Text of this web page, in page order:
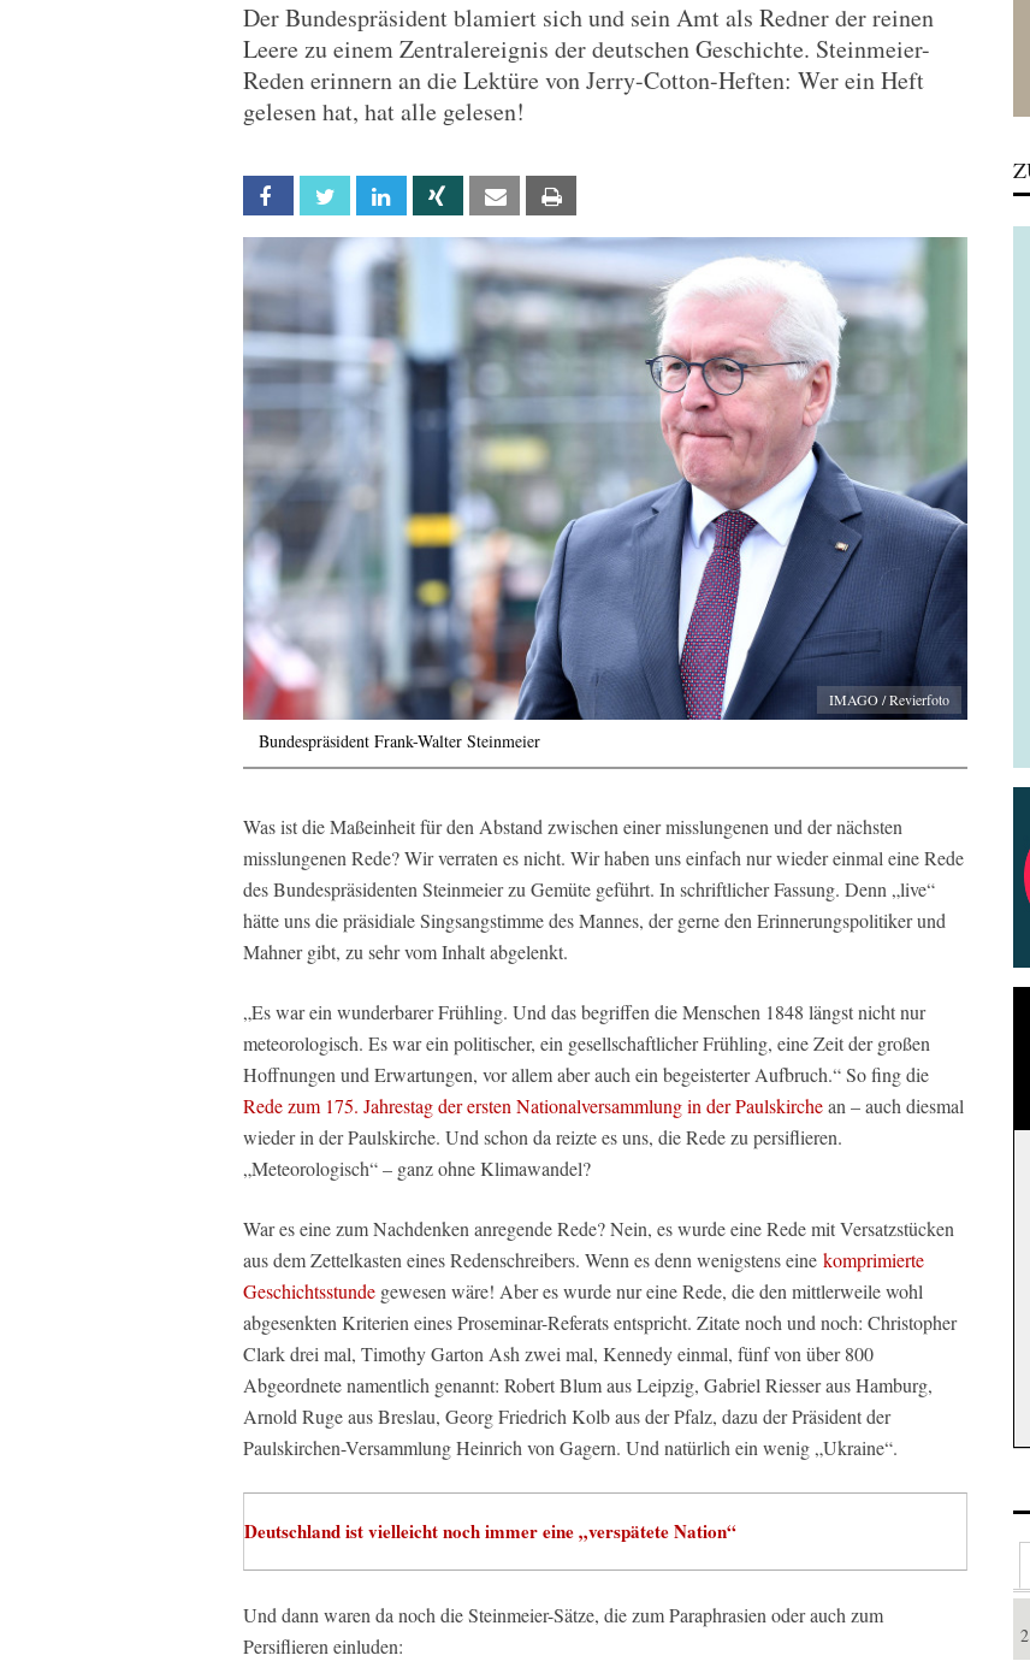
Der Bundespräsident blamiert sich und sein Amt als Redner der reinen
Leere zu einem Zentralereignis der deutschen Geschichte. Steinmeier-
Reden erinnern an die Lektüre von Jerry-Cotton-Heften: Wer ein Heft
gelesen hat, hat alle gelesen!
Facebook Twitter Linkedin Xing Email
IMAGO / Revierfoto
Bundespräsident Frank-Walter Steinmeier
Was ist die Maßeinheit für den Abstand zwischen einer misslungenen und der nächsten
misslungenen Rede? Wir verraten es nicht. Wir haben uns einfach nur wieder einmal eine Rede
des Bundespräsidenten Steinmeier zu Gemüte geführt. In schriftlicher Fassung. Denn „live“
hätte uns die präsidiale Singsangstimme des Mannes, der gerne den Erinnerungspolitiker und
Mahner gibt, zu sehr vom Inhalt abgelenkt.
„Es war ein wunderbarer Frühling. Und das begriffen die Menschen 1848 längst nicht nur
meteorologisch. Es war ein politischer, ein gesellschaftlicher Frühling, eine Zeit der großen
Hoffnungen und Erwartungen, vor allem aber auch ein begeisterter Aufbruch.“ So fing die
Rede zum 175. Jahrestag der ersten Nationalversammlung in der Paulskirchean – auch diesmal
wieder in der Paulskirche. Und schon da reizte es uns, die Rede zu persiflieren.
„Meteorologisch“ – ganz ohne Klimawandel?
War es eine zum Nachdenken anregende Rede? Nein, es wurde eine Rede mit Versatzstücken
aus dem Zettelkasten eines Redenschreibers. Wenn es denn wenigstens eine komprimierte
Geschichtsstunde gewesen wäre! Aber es wurde nur eine Rede, die den mittlerweile wohl
abgesenkten Kriterien eines Proseminar-Referats entspricht. Zitate noch und noch: Christopher
Clark drei mal, Timothy Garton Ash zwei mal, Kennedy einmal, fünf von über 800
Abgeordnete namentlich genannt: Robert Blum aus Leipzig, Gabriel Riesser aus Hamburg,
Arnold Ruge aus Breslau, Georg Friedrich Kolb aus der Pfalz, dazu der Präsident der
Paulskirchen-Versammlung Heinrich von Gagern. Und natürlich ein wenig „Ukraine“.
Deutschland ist vielleicht noch immer eine „verspätete Nation“
Und dann waren da noch die Steinmeier-Sätze, die zum Paraphrasien oder auch zum
Persiflieren einluden: